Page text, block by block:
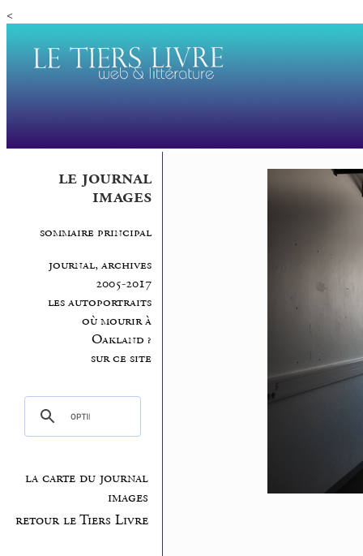
<
le journal
images
sommaire principal
journal, archives
2005-2017
les autoportraits
où mourir à
Oakland ?
sur ce site
la carte du journal
images
retour le Tiers Livre